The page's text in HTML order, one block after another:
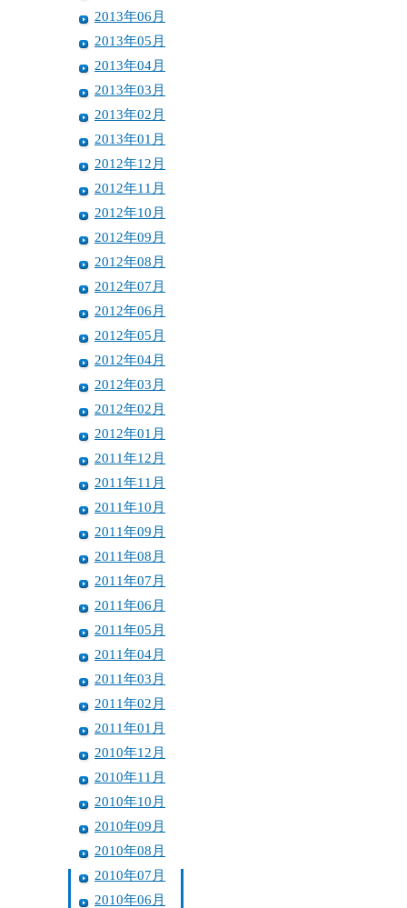
2013年06月
2013年05月
2013年04月
2013年03月
2013年02月
2013年01月
2012年12月
2012年11月
2012年10月
2012年09月
2012年08月
2012年07月
2012年06月
2012年05月
2012年04月
2012年03月
2012年02月
2012年01月
2011年12月
2011年11月
2011年10月
2011年09月
2011年08月
2011年07月
2011年06月
2011年05月
2011年04月
2011年03月
2011年02月
2011年01月
2010年12月
2010年11月
2010年10月
2010年09月
2010年08月
2010年07月
2010年06月